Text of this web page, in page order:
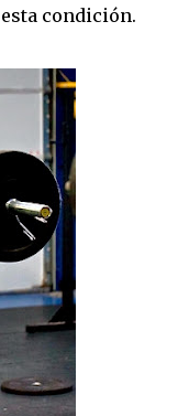
condición.